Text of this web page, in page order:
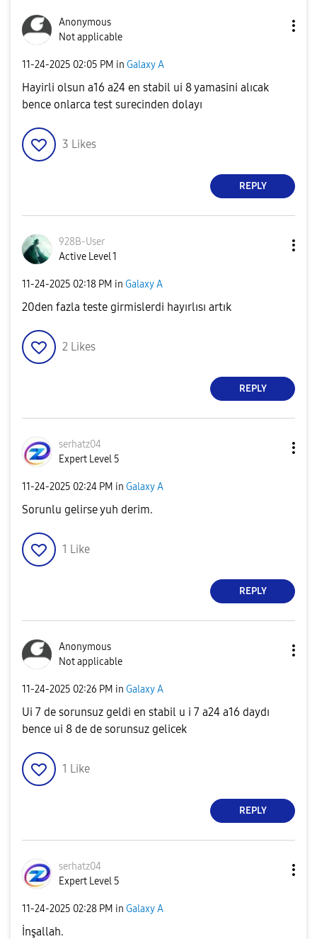
Anonymous
Not applicable
‎11-24-2025 02:05 PM in Galaxy A
Hayirli olsun a16 a24 en stabil ui 8 yamasini alıcak
bence onlarca test surecinden dolayı
3 Likes
REPLY
928B-User
Active Level 1
‎11-24-2025 02:18 PM in Galaxy A
20den fazla teste girmislerdi hayırlısı artık
2 Likes
REPLY
serhatz04
Expert Level 5
‎11-24-2025 02:24 PM in Galaxy A
Sorunlu gelirse yuh derim.
1 Like
REPLY
Anonymous
Not applicable
‎11-24-2025 02:26 PM in Galaxy A
Ui 7 de sorunsuz geldi en stabil u i 7 a24 a16 daydı
bence ui 8 de de sorunsuz gelicek
1 Like
REPLY
serhatz04
Expert Level 5
‎11-24-2025 02:28 PM in Galaxy A
İnşallah.